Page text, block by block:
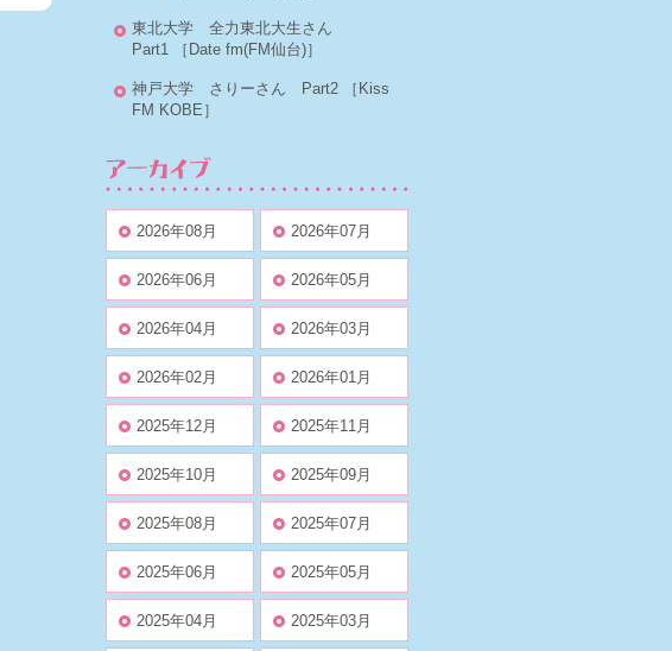
東北大学 全力東北大生さん
Part1
［Date fm(FM仙台)］
神戸大学 さりーさん Part2
［Kiss
FM KOBE］
2026年08月 2026年07月
2026年06月 2026年05月
2026年04月 2026年03月
2026年02月 2026年01月
2025年12月 2025年11月
2025年10月 2025年09月
2025年08月 2025年07月
2025年06月 2025年05月
2025年04月 2025年03月